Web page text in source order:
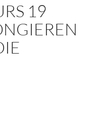
19